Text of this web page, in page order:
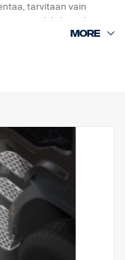
tarvitaan vain
johdinsarjaan.
tilausvarustukseen